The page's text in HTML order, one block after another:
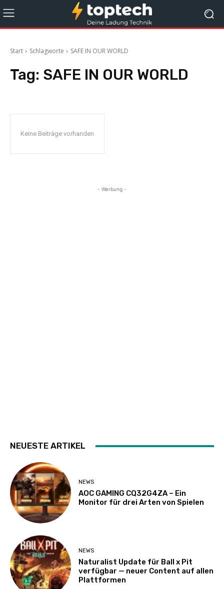
Start Schlagworte SAFE IN OUR WORLD
Tag: SAFE IN OUR WORLD
Keine Beiträge vorhanden
- Werbung -
NEUESTE ARTIKEL
NEWS
AOC GAMING CQ32G4ZA – Ein
Monitor für drei Arten von Spielen
NEWS
Naturalist Update für Ball x Pit
verfügbar — neuer Content auf allen
Plattformen